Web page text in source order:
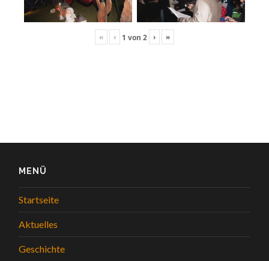
« ‹ 1 von 2 › »
MENÜ
Startseite
Aktuelles
Geschichte